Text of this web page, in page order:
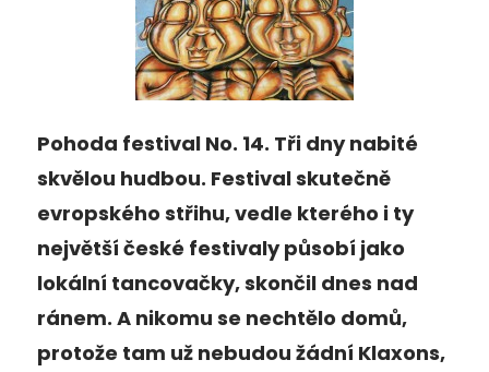
Pohoda festival No. 14. Tři dny nabité
skvělou hudbou. Festival skutečně
evropského střihu, vedle kterého i ty
největší české festivaly působí jako
lokální tancovačky, skončil dnes nad
ránem. A nikomu se nechtělo domů,
protože tam už nebudou žádní Klaxons,